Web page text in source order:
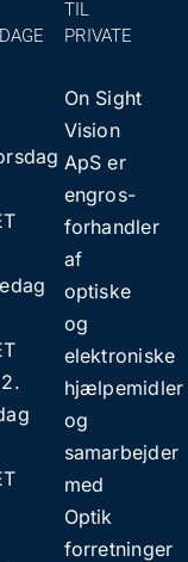
TIL
PRIVATE
On Sight
Vision
ApS er
engros-
forhandler
af
optiske
og
elektroniske
hjælpemidler
og
samarbejder
med
Optik
forretninger